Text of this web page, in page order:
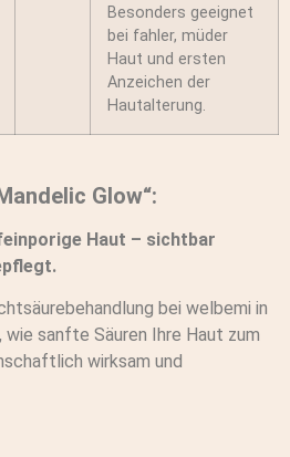
Besonders geeignet
bei fahler, müder
Haut und ersten
Anzeichen der
Hautalterung.
Glow“:
Haut – sichtbar
bei welbemi in
wie sanfte Säuren Ihre Haut zum
wirksam und